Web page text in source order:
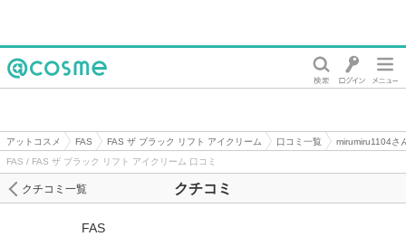
アットコスメ FAS FAS ザ ブラック リフト アイクリーム 口コミ一覧
mirumiru1104さ
FAS / FAS ザ ブラック リフト アイクリーム 口コミ
クチコミ
クチコミ一覧
FAS